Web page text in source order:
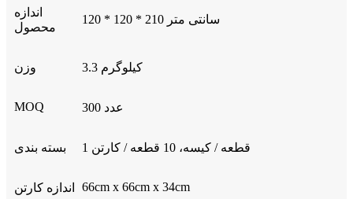
اندازه
محصول
120 * 120 * 210 سانتی متر
وزن 3.3 کیلوگرم
MOQ 300 عدد
بسته بندی 1 قطعه / کیسه، 10 قطعه / کارتن
اندازه کارتن 66cm x 66cm x 34cm